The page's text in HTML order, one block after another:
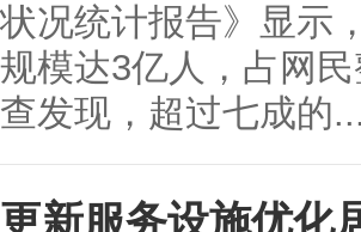
状况统计报告》显示
规模达3亿人，占网
查发现，超过七成的...
更新服务设施优化